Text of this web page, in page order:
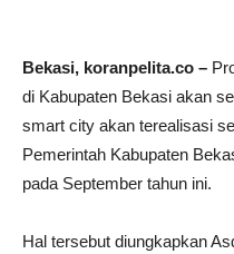
Bekasi, koranpelita.co –
di Kabupaten Bekasi akan
smart city akan terealisasi
Pemerintah Kabupaten
pada September tahun ini.
Hal tersebut diungkapkan